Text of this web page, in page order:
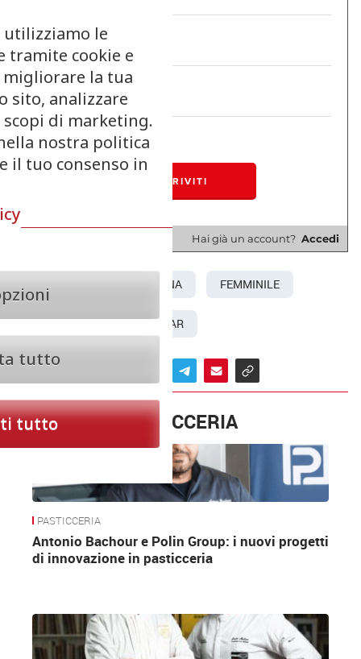
saldamente la via della pasticceria, spinte da
una passione smisurata e dalla convinzione
che il loro merito sarà proporzionale al loro
successo. Il webinar è stato pensato per
sensibilizzare e aggregare quindi il settore
della pasticceria, attraverso i ruoli di donne
pasticcere che con il loro lavoro qualificano la
pasticceria italiana, a casa e nel resto del
mondo.
RIVIVI QUI IL WEBINAR INTEGRALE
Hai già un account? Accedi
DONNA FEMMINILE
PASTICCERIA WEBINAR
ALTRO IN PASTICCERIA
PASTICCERIA
Antonio Bachour e Polin Group: i nuovi progetti
di innovazione in pasticceria
le
tramite cookie e
la tua
sito, analizzare
di marketing.
nostra politica
il tuo consenso in
tutto
tutto